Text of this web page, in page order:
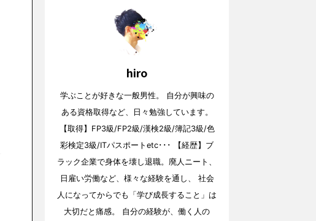
hiro
学ぶことが好きな一般男性。 自分が興味の
ある資格取得など、日々勉強しています。
【取得】FP3級/FP2級/漢検2級/簿記3級/色
彩検定3級/ITパスポートetc･･･ 【経歴】ブ
ラック企業で身体を壊し退職。廃人ニート、
日雇い労働など、様々な経験を通し、 社会
人になってからでも「学び成長すること」は
大切だと痛感。 自分の経験が、働く人の